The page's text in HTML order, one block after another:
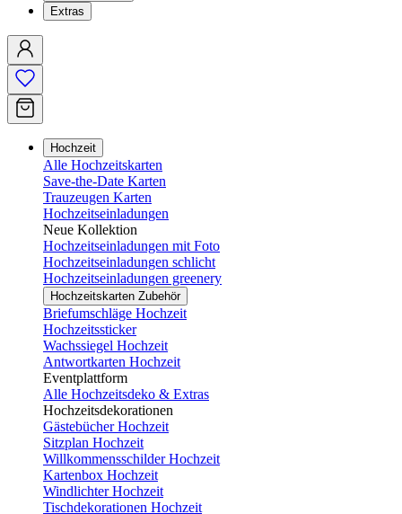
Extras
Hochzeit
Alle Hochzeitskarten
Save-the-Date Karten
Trauzeugen Karten
Hochzeitseinladungen
Neue Kollektion
Hochzeitseinladungen mit Foto
Hochzeitseinladungen schlicht
Hochzeitseinladungen greenery
Hochzeitskarten Zubehör
Briefumschläge Hochzeit
Hochzeitssticker
Wachssiegel Hochzeit
Antwortkarten Hochzeit
Eventplattform
Alle Hochzeitsdeko & Extras
Hochzeitsdekorationen
Gästebücher Hochzeit
Sitzplan Hochzeit
Willkommensschilder Hochzeit
Kartenbox Hochzeit
Windlichter Hochzeit
Tischdekorationen Hochzeit